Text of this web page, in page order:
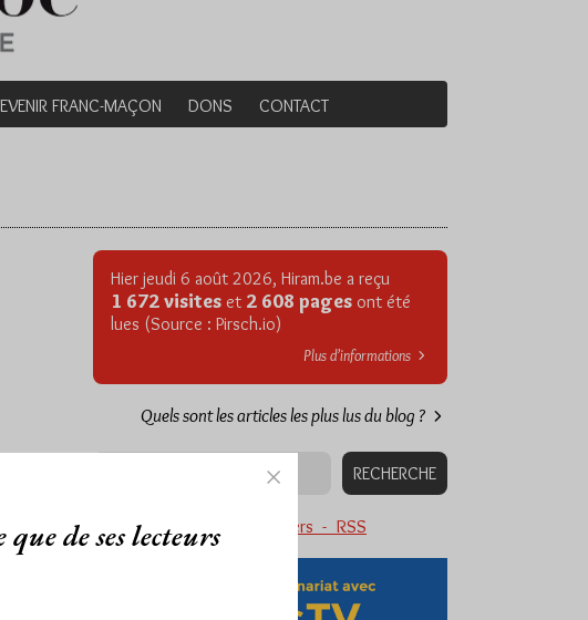
FRANC-MAÇON DONS CONTACT
Hier jeudi 6 août 2026, Hiram.be a reçu
1 672 visites et 2 608 pages ont été
lues (Source : Pirsch.io)
Plus d’informations
Quels sont les articles les plus lus du blog ?
Abonnement aux Newsletters - RSS
de ses lecteurs